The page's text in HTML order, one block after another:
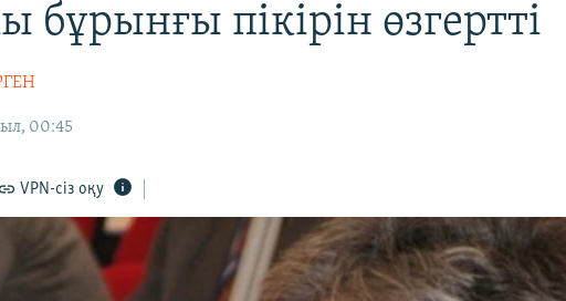
бұрынғы пікірін өзгертті
00:45
VPN-сіз оқу